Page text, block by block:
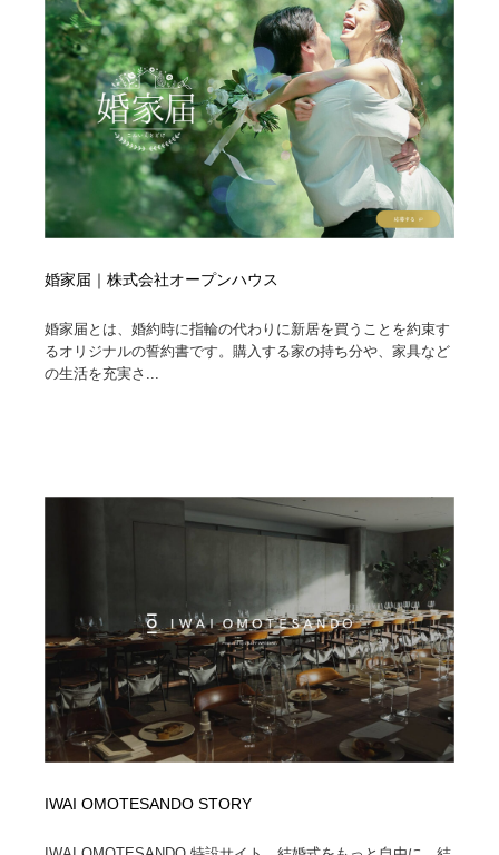
婚家届｜株式会社オープンハウス
婚家届とは、婚約時に指輪の代わりに新居を買うことを約束す
るオリジナルの誓約書です。購入する家の持ち分や、家具など
の生活を充実さ...
IWAI OMOTESANDO STORY